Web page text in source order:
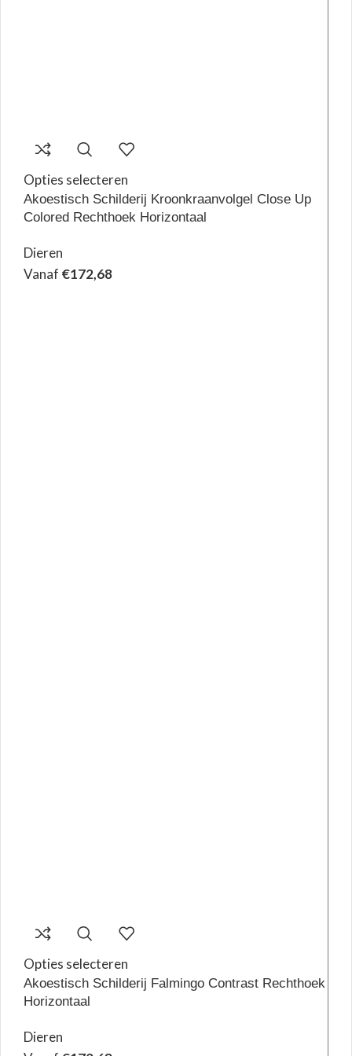
Opties selecteren
Akoestisch Schilderij Kroonkraanvolgel Close Up
Colored Rechthoek Horizontaal
Dieren
Vanaf €172,68
Opties selecteren
Akoestisch Schilderij Falmingo Contrast Rechthoek
Horizontaal
Dieren